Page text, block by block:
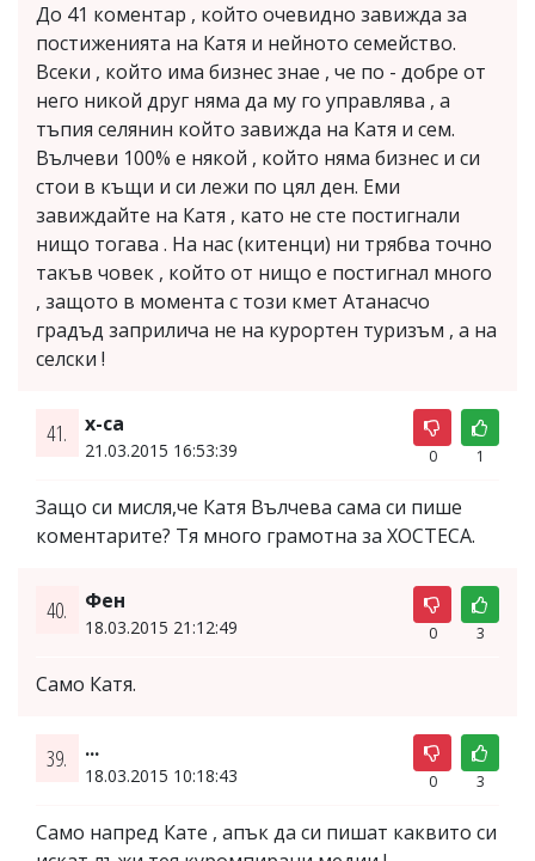
До 41 коментар , който очевидно завижда за
постиженията на Катя и нейното семейство.
Всеки , който има бизнес знае , че по - добре от
него никой друг няма да му го управлява , а
тъпия селянин който завижда на Катя и сем.
Вълчеви 100% е някой , който няма бизнес и си
стои в къщи и си лежи по цял ден. Еми
завиждайте на Катя , като не сте постигнали
нищо тогава . На нас (китенци) ни трябва точно
такъв човек , който от нищо е постигнал много
, защото в момента с този кмет Атанасчо
градъд заприлича не на курортен туризъм , а на
селски !
41. х-са
21.03.2015 16:53:39 0 1
Защо си мисля,че Катя Вълчева сама си пише
коментарите? Тя много грамотна за ХОСТЕСА.
40. Фен
18.03.2015 21:12:49 0 3
Само Катя.
39. ...
18.03.2015 10:18:43 0 3
Само напред Кате , апък да си пишат каквито си